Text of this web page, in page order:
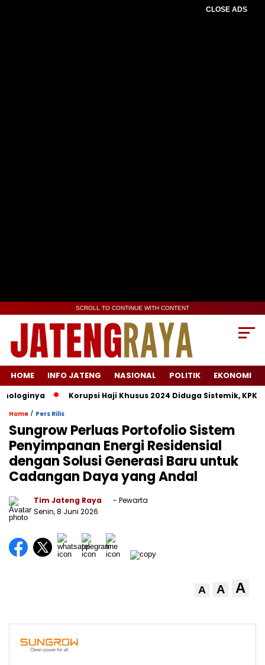
CLOSE ADS
SCROLL TO CONTINUE WITH CONTENT
HOME INFO JATENG NASIONAL POLITIK EKONOMI
Korupsi Haji Khusus 2024 Diduga Sistemik, KPK
Home / Pers Rilis
Sungrow Perluas Portofolio Sistem
Penyimpanan Energi Residensial
dengan Solusi Generasi Baru untuk
Cadangan Daya yang Andal
Tim Jateng Raya
- Pewarta
Senin, 8 Juni 2026
A A A